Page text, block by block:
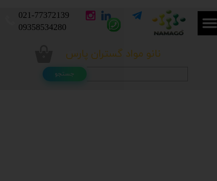
نانو مواد گستران پارس
021-77372139​​​​​​​
​​​​​​​09358534280
جستجو